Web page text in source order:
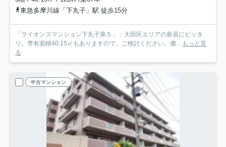
東急多摩川線「下丸子」駅 徒歩15分
「ライオンズマンション下丸子第５」：大田区エリアの新居にピッタ
リ。専有面積40.15㎡もありますので、ご検討ください。価... もっと見
る
中古マンション